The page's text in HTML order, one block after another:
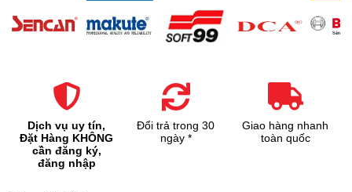
Dịch vụ uy tín,
Đặt Hàng KHÔNG
cần đăng ký,
đăng nhập
Đổi trả trong 30
ngày *
Giao hàng nhanh
toàn quốc